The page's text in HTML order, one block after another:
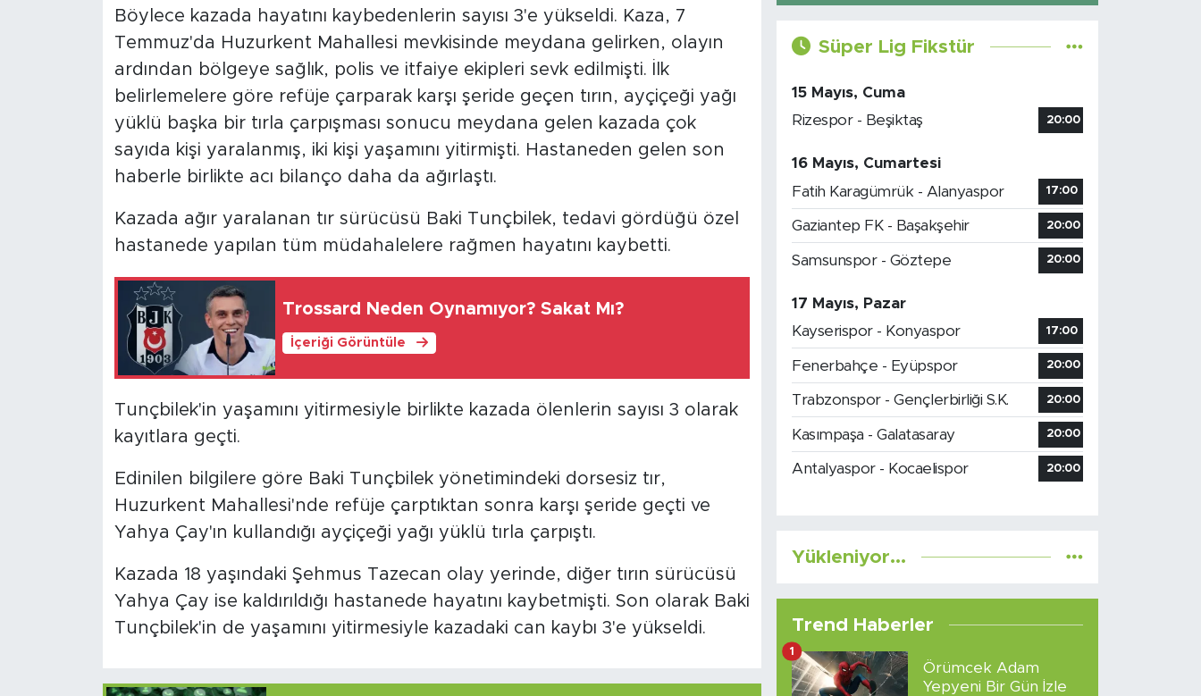
Böylece kazada hayatını kaybedenlerin sayısı 3'e yükseldi. Kaza, 7
Temmuz'da Huzurkent Mahallesi mevkisinde meydana gelirken, olayın
ardından bölgeye sağlık, polis ve itfaiye ekipleri sevk edilmişti. İlk
belirlemelere göre refüje çarparak karşı şeride geçen tırın, ayçiçeği yağı
yüklü başka bir tırla çarpışması sonucu meydana gelen kazada çok
sayıda kişi yaralanmış, iki kişi yaşamını yitirmişti. Hastaneden gelen son
haberle birlikte acı bilanço daha da ağırlaştı.
Kazada ağır yaralanan tır sürücüsü Baki Tunçbilek, tedavi gördüğü özel
hastanede yapılan tüm müdahalelere rağmen hayatını kaybetti.
Trossard Neden Oynamıyor? Sakat Mı?
İçeriği Görüntüle
Tunçbilek'in yaşamını yitirmesiyle birlikte kazada ölenlerin sayısı 3 olarak
kayıtlara geçti.
Edinilen bilgilere göre Baki Tunçbilek yönetimindeki dorsesiz tır,
Huzurkent Mahallesi'nde refüje çarptıktan sonra karşı şeride geçti ve
Yahya Çay'ın kullandığı ayçiçeği yağı yüklü tırla çarpıştı.
Kazada 18 yaşındaki Şehmus Tazecan olay yerinde, diğer tırın sürücüsü
Yahya Çay ise kaldırıldığı hastanede hayatını kaybetmişti. Son olarak Baki
Tunçbilek'in de yaşamını yitirmesiyle kazadaki can kaybı 3'e yükseldi.
Süper Lig Fikstür
15 Mayıs, Cuma
Rizespor - Beşiktaş
20:00
16 Mayıs, Cumartesi
Fatih Karagümrük - Alanyaspor
17:00
Gaziantep FK - Başakşehir 20:00
Samsunspor - Göztepe 20:00
17 Mayıs, Pazar
Kayserispor - Konyaspor
17:00
Fenerbahçe - Eyüpspor 20:00
Trabzonspor - Gençlerbirliği S.K. 20:00
Kasımpaşa - Galatasaray 20:00
Antalyaspor - Kocaelispor 20:00
Yükleniyor...
Trend Haberler
Örümcek Adam
Yepyeni Bir Gün İzle
1